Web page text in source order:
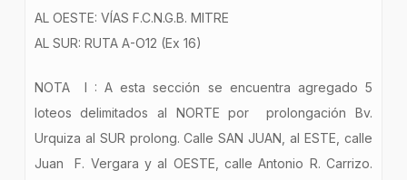
AL OESTE: VÍAS F.C.N.G.B. MITRE
AL SUR: RUTA A-O12 (Ex 16)
NOTA I : A esta sección se encuentra agregado 5
loteos delimitados al NORTE por prolongación Bv.
Urquiza al SUR prolong. Calle SAN JUAN, al ESTE, calle
Juan F. Vergara y al OESTE, calle Antonio R. Carrizo.